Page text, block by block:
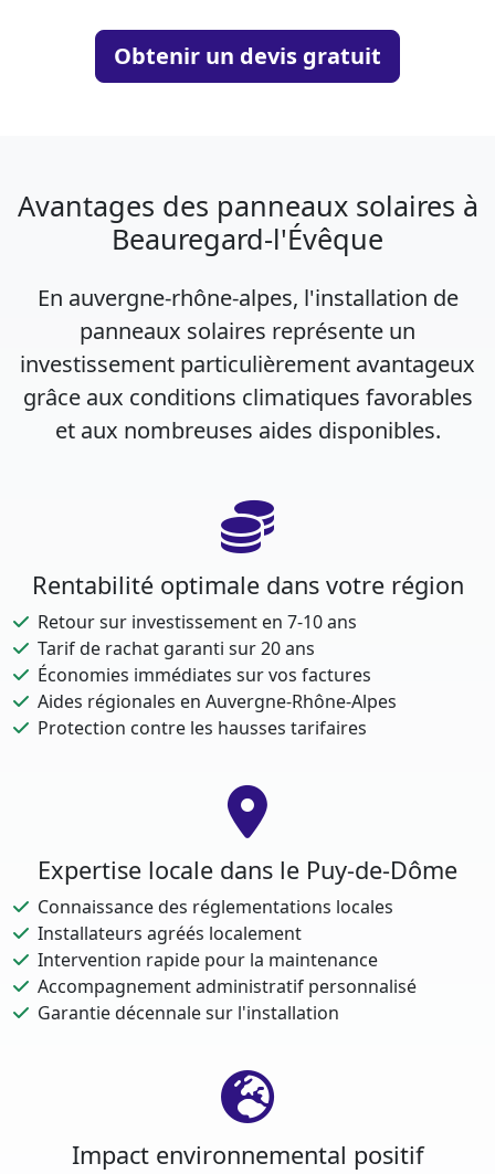
Obtenir un devis gratuit
Avantages des panneaux solaires à
Beauregard-l'Évêque
En auvergne-rhône-alpes, l'installation de
panneaux solaires représente un
investissement particulièrement avantageux
grâce aux conditions climatiques favorables
et aux nombreuses aides disponibles.
Rentabilité optimale dans votre région
Retour sur investissement en 7-10 ans
Tarif de rachat garanti sur 20 ans
Économies immédiates sur vos factures
Aides régionales en Auvergne-Rhône-Alpes
Protection contre les hausses tarifaires
Expertise locale dans le Puy-de-Dôme
Connaissance des réglementations locales
Installateurs agréés localement
Intervention rapide pour la maintenance
Accompagnement administratif personnalisé
Garantie décennale sur l'installation
Impact environnemental positif